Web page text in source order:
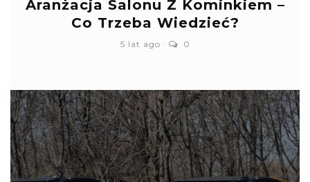
Aranżacja Salonu Z Kominkiem –
Co Trzeba Wiedzieć?
5 lat ago 0